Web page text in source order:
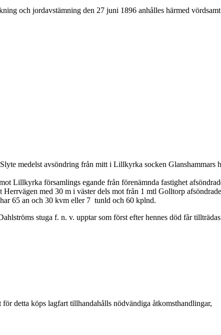
och jordavstämning den 27 juni 1896 anhålles härmed
medelst avsöndring från mitt i Lillkyrka socken Glanshammars
Lillkyrka församlings egande från förenämnda fastighet
med 30 m i väster dels mot från 1 mtl Golltorp
65 an och 30 kvm eller 7 tunld och 60 kplnd.
stuga f. n. v. upptar som först efter hennes död får
detta köps lagfart tillhandahålls nödvändiga åtkomsthandlingar,